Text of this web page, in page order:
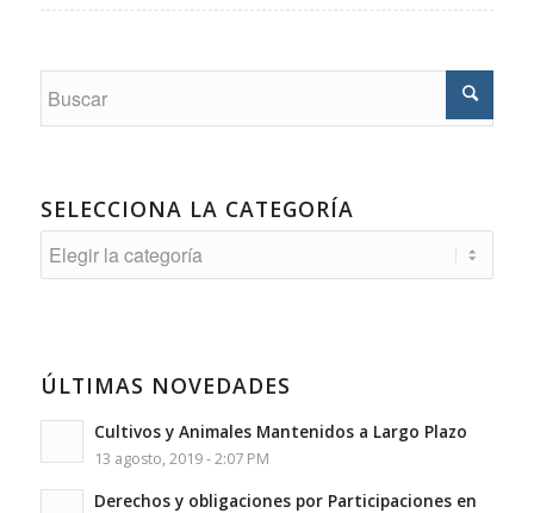
SELECCIONA LA CATEGORÍA
Selecciona
la
ÚLTIMAS NOVEDADES
Cultivos y Animales Mantenidos a Largo Plazo
13 agosto, 2019 - 2:07 PM
Derechos y obligaciones por Participaciones en